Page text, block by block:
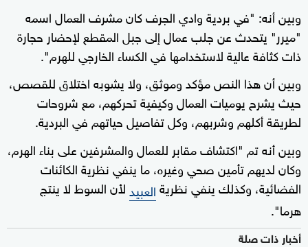
وبين أنه: "في بردية وادي الجرف كان مشرف العمال اسمه
"ميرر" يتحدث عن جلب عمال إلى جبل المقطع لإحضار حجارة
ذات كثافة عالية لاستخدامها في الكساء الخارجي للهرم".
وبين أن هذا النص مؤكد وموثق، ولا يشوبه اختلاق للقصص،
حيث يشرح يوميات العمال وكيفية تحركهم، مع شروحات
لطريقة أكلهم وشربهم، وكل تفاصيل حياتهم في البردية.
وبين أنه تم "اكتشاف مقابر للعمال والمشرفين على بناء الهرم،
وكان لديهم تأمين صحي وغيره، ما ينفي نظرية الكائنات
الفضائية، وكذلك ينفي نظريةالعبيدلأن السوط لا ينتج
هرما".
أخبار ذات صلة